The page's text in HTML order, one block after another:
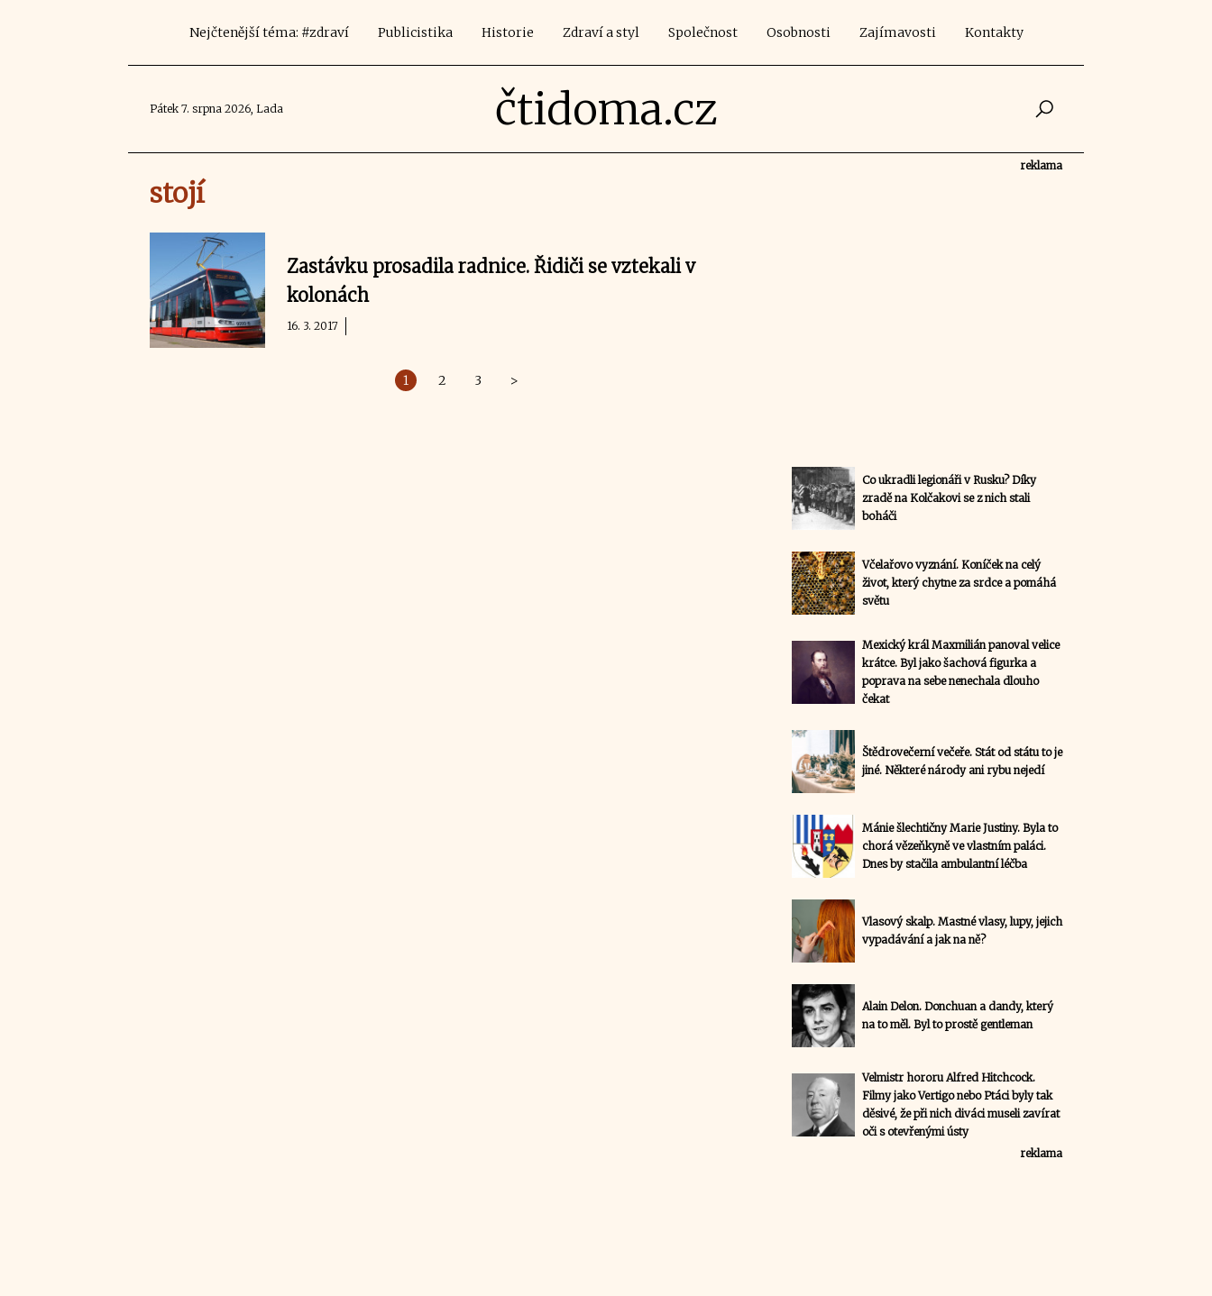
Nejčtenější téma: #zdraví Publicistika Historie Zdraví a styl Společnost Osobnosti Zajímavosti Kontakty
Pátek 7. srpna 2026, Lada čtidoma.cz
stojí
Zastávku prosadila radnice. Řidiči se vztekali v
kolonách
16. 3. 2017
1 2 3 >
reklama
Co ukradli legionáři v Rusku? Díky
zradě na Kolčakovi se z nich stali
boháči
Včelařovo vyznání. Koníček na celý
život, který chytne za srdce a pomáhá
světu
Mexický král Maxmilián panoval velice
krátce. Byl jako šachová figurka a
poprava na sebe nenechala dlouho
čekat
Štědrovečerní večeře. Stát od státu to je
jiné. Některé národy ani rybu nejedí
Mánie šlechtičny Marie Justiny. Byla to
chorá vězeňkyně ve vlastním paláci.
Dnes by stačila ambulantní léčba
Vlasový skalp. Mastné vlasy, lupy, jejich
vypadávání a jak na ně?
Alain Delon. Donchuan a dandy, který
na to měl. Byl to prostě gentleman
Velmistr hororu Alfred Hitchcock.
Filmy jako Vertigo nebo Ptáci byly tak
děsivé, že při nich diváci museli zavírat
oči s otevřenými ústy
reklama